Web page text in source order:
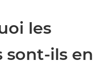
les
sont-ils en